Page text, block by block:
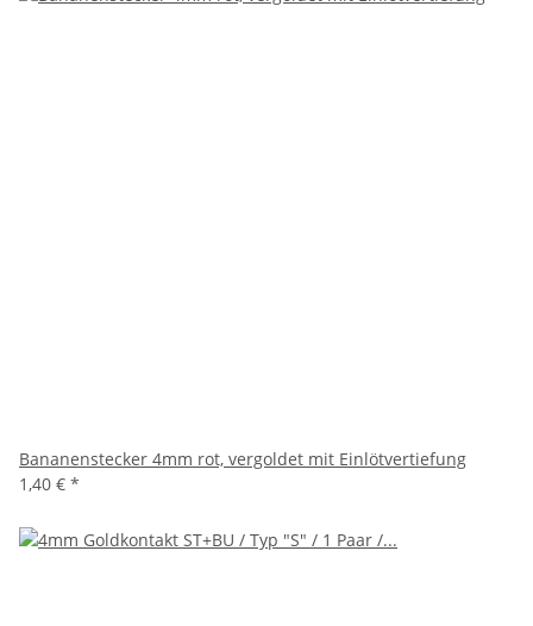
Bananenstecker 4mm rot, vergoldet mit Einlötvertiefung
1,40 € *